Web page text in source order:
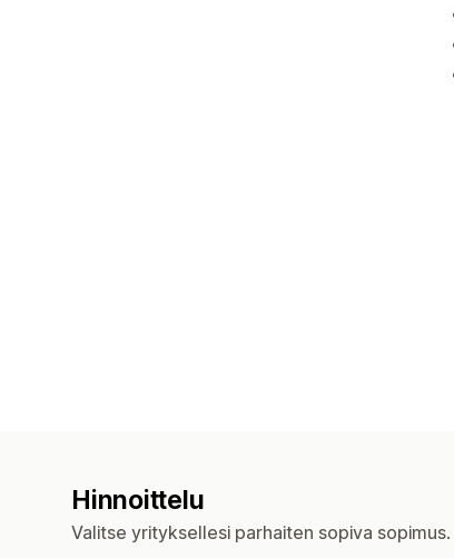
Hinnoittelu
Valitse yrityksellesi parhaiten sopiva sopimus.